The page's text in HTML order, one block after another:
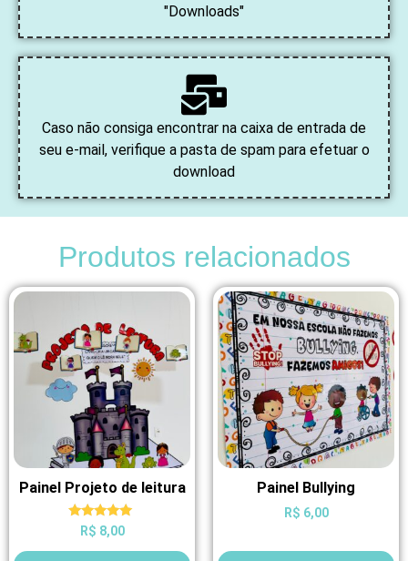
"Downloads"
Caso não consiga encontrar na caixa de entrada de
seu e-mail, verifique a pasta de spam para efetuar o
download
Produtos relacionados
Painel Projeto de leitura
Avaliação
5.00
de 5
R$ 8,00
Painel Bullying
R$ 6,00